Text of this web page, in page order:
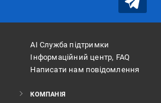
АІ Служба підтримки
Інформаційний центр, FAQ
Написати нам повідомлення
КОМПАНІЯ